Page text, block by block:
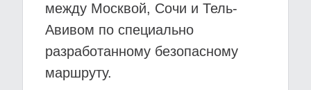
между Москвой, Сочи и Тель-
Авивом по специально
разработанному безопасному
маршруту.